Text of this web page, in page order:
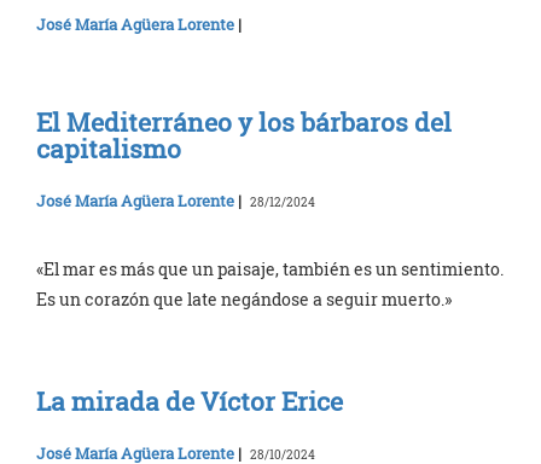
José María Agüera Lorente |
El Mediterráneo y los bárbaros del
capitalismo
José María Agüera Lorente | 28/12/2024
«El mar es más que un paisaje, también es un sentimiento.
Es un corazón que late negándose a seguir muerto.»
La mirada de Víctor Erice
José María Agüera Lorente | 28/10/2024